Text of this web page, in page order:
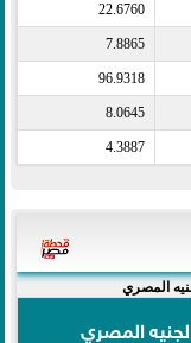
22.6760
7.8865
96.9318
8.0645
4.3887
المصري
المصري